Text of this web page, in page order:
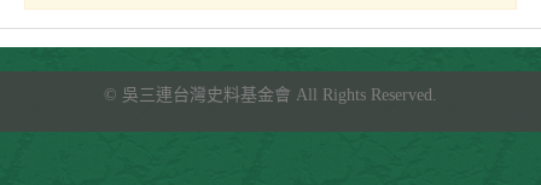
© 吳三連台灣史料基金會 All Rights Reserved.